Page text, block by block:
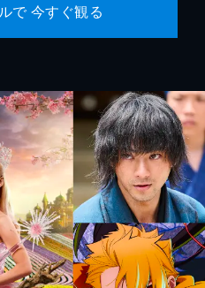
で 今すぐ観る